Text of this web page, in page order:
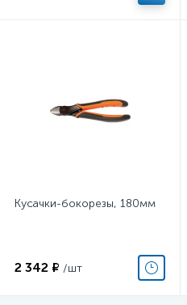
Кусачки-бокорезы, 180мм
2 342 ₽ /шт